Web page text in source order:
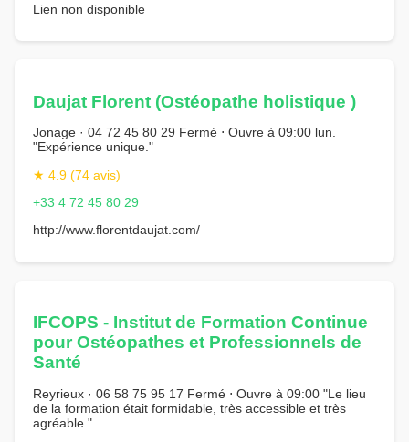
Lien non disponible
Daujat Florent (Ostéopathe holistique )
Jonage · 04 72 45 80 29 Fermé ⋅ Ouvre à 09:00 lun.
"Expérience unique."
★ 4.9 (74 avis)
+33 4 72 45 80 29
http://www.florentdaujat.com/
IFCOPS - Institut de Formation Continue
pour Ostéopathes et Professionnels de
Santé
Reyrieux · 06 58 75 95 17 Fermé ⋅ Ouvre à 09:00 "Le lieu
de la formation était formidable, très accessible et très
agréable."